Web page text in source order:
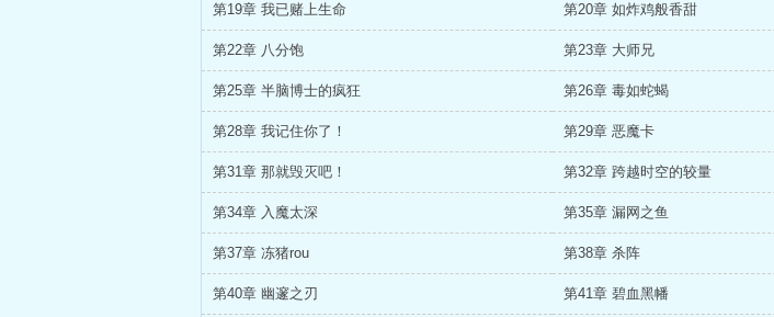
第19章 我已赌上生命 第20章 如炸鸡般香甜
第22章 八分饱 第23章 大师兄
第25章 半脑博士的疯狂 第26章 毒如蛇蝎
第28章 我记住你了！ 第29章 恶魔卡
第31章 那就毁灭吧！ 第32章 跨越时空的较量
第34章 入魔太深 第35章 漏网之鱼
第37章 冻猪rou 第38章 杀阵
第40章 幽邃之刃 第41章 碧血黑幡